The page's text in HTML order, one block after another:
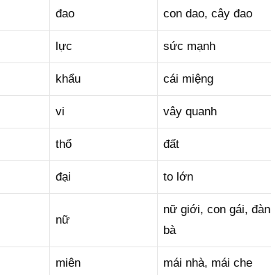
đao con dao, cây đao
lực sức mạnh
khẩu cái miệng
vi vây quanh
thổ đất
đại to lớn
nữ
nữ giới, con gái, đàn
bà
miên mái nhà, mái che